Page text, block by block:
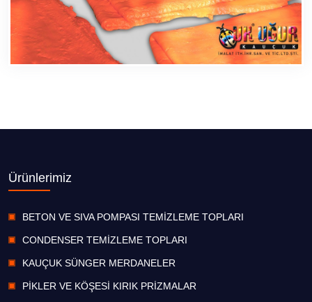
Ürünlerimiz
BETON VE SIVA POMPASI TEMİZLEME TOPLARI
CONDENSER TEMİZLEME TOPLARI
KAUÇUK SÜNGER MERDANELER
PİKLER VE KÖŞESİ KIRIK PRİZMALAR